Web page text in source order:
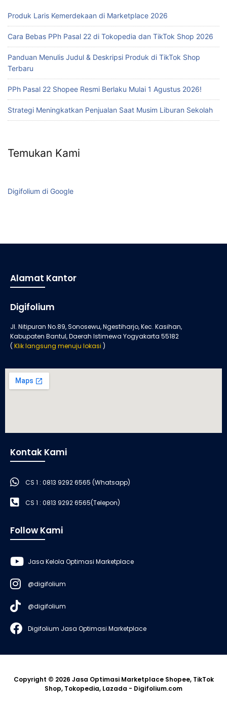
Produk Laris Kemerdekaan di Marketplace 2026
Cara Bebas PPh Pasal 22 di Tokopedia dan TikTok Shop 2026
Panduan Menulis Judul & Deskripsi Produk di TikTok Shop
Terbaru
PPh Pasal 22 Shopee Resmi Berlaku Mulai 1 Agustus 2026!
Strategi Meningkatkan Penjualan Saat Musim Liburan Sekolah
Temukan Kami
Digifolium di Google
Alamat Kantor
Digifolium
Jl. Nitipuran No.89, Sonosewu, Ngestiharjo, Kec. Kasihan,
Kabupaten Bantul, Daerah Istimewa Yogyakarta 55182
( Klik langsung menuju lokasi )
Kontak Kami
CS 1 : 0813 9292 6565 (Whatsapp)
CS 1 : 0813 9292 6565(Telepon)
Follow Kami
Jasa Kelola Optimasi Marketplace
@digifolium
@digifolium
Digifolium Jasa Optimasi Marketplace
Copyright © 2026 Jasa Optimasi Marketplace Shopee, TikTok
Shop, Tokopedia, Lazada - Digifolium.com